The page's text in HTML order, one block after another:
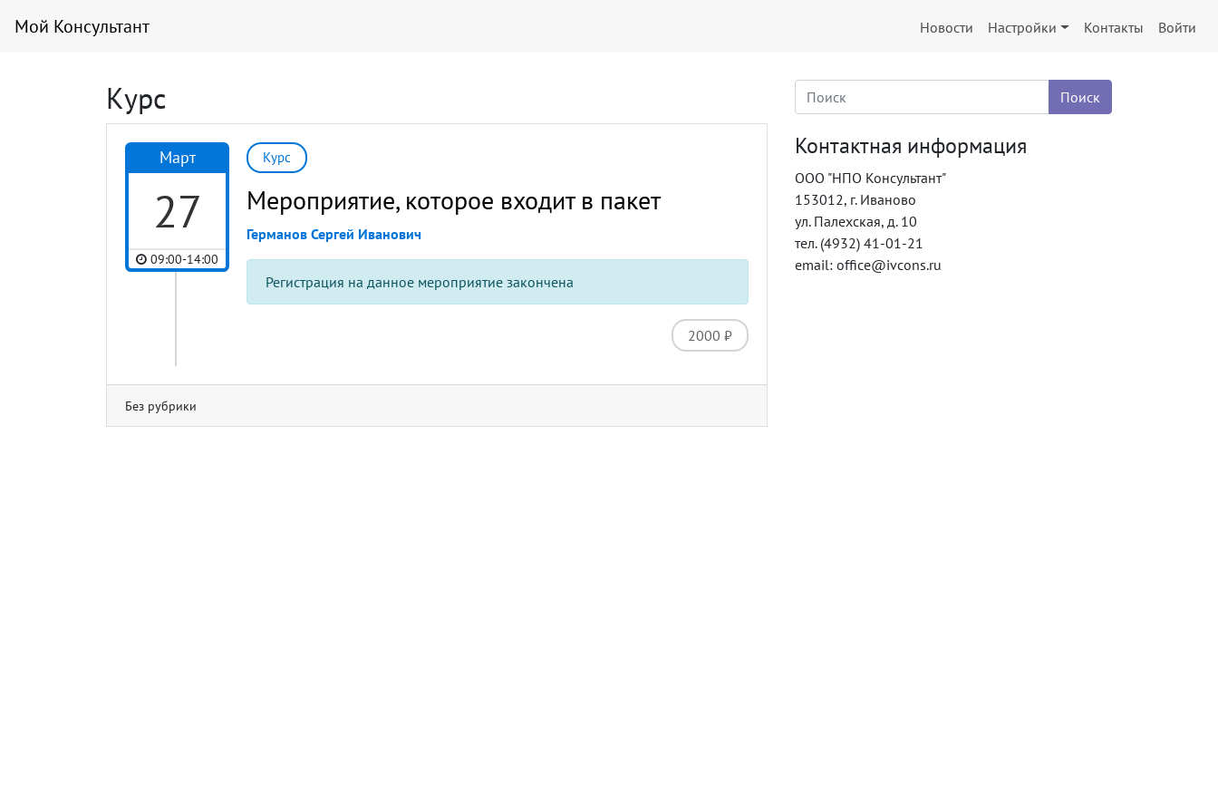
Мой Консультант Новости Настройки Контакты Войти
Курс
Март
27
09:00-14:00
Курс
Мероприятие, которое входит в пакет
Германов Сергей Иванович
Регистрация на данное мероприятие закончена
2000 ₽
Без рубрики
Контактная информация
ООО "НПО Консультант"
153012, г. Иваново
ул. Палехская, д. 10
тел. (4932) 41-01-21
email: office@ivcons.ru